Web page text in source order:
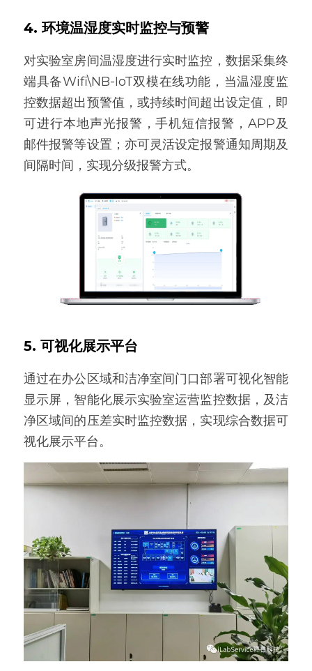
4. 环境温湿度实时监控与预警
对实验室房间温湿度进行实时监控，数据采集终
端具备Wifi\NB-IoT双模在线功能，当温湿度监
控数据超出预警值，或持续时间超出设定值，即
可进行本地声光报警，手机短信报警，APP及
邮件报警等设置；亦可灵活设定报警通知周期及
间隔时间，实现分级报警方式。
5. 可视化展示平台
通过在办公区域和洁净室间门口部署可视化智能
显示屏，智能化展示实验室运营监控数据，及洁
净区域间的压差实时监控数据，实现综合数据可
视化展示平台。